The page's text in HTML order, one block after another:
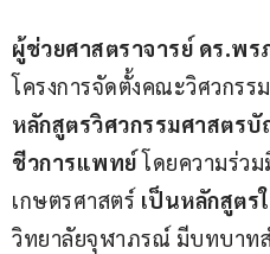
ผู้ช่วยศาสตราจารย์ ดร.พร
โครงการจัดตั้งคณะวิศวกรร
หลักสูตรวิศวกรรมศาสตร
ชีวการแพทย์ โดยความร่ว
เกษตรศาสตร์ เป็นหลักสูต
วิทยาลัยจุฬาภรณ์ มีบทบาท